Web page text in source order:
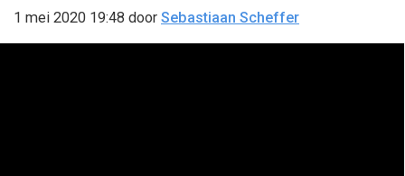
1 mei 2020 19:48 door Sebastiaan Scheffer